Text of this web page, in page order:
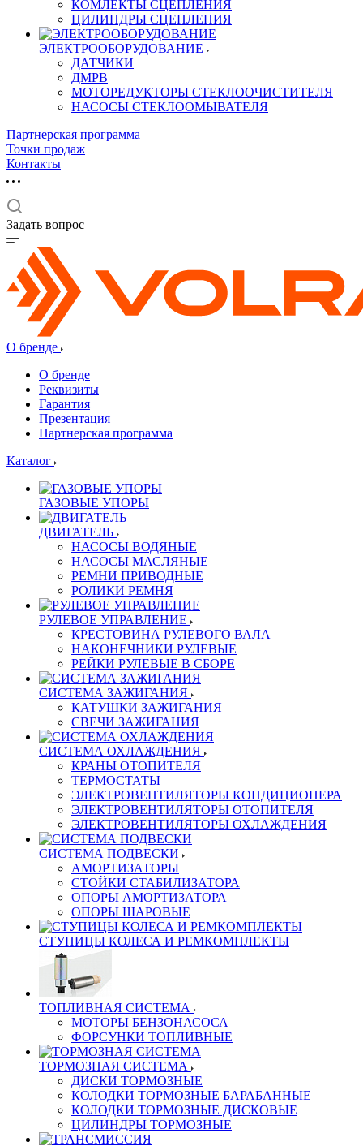
КОМЛЕКТЫ СЦЕПЛЕНИЯ
ЦИЛИНДРЫ СЦЕПЛЕНИЯ
ЭЛЕКТРООБОРУДОВАНИЕ
ДАТЧИКИ
ДМРВ
МОТОРЕДУКТОРЫ СТЕКЛООЧИСТИТЕЛЯ
НАСОСЫ СТЕКЛООМЫВАТЕЛЯ
Партнерская программа
Точки продаж
Контакты
Задать вопрос
О бренде
О бренде
Реквизиты
Гарантия
Презентация
Партнерская программа
Каталог
ГАЗОВЫЕ УПОРЫ
ДВИГАТЕЛЬ
НАСОСЫ ВОДЯНЫЕ
НАСОСЫ МАСЛЯНЫЕ
РЕМНИ ПРИВОДНЫЕ
РОЛИКИ РЕМНЯ
РУЛЕВОЕ УПРАВЛЕНИЕ
КРЕСТОВИНА РУЛЕВОГО ВАЛА
НАКОНЕЧНИКИ РУЛЕВЫЕ
РЕЙКИ РУЛЕВЫЕ В СБОРЕ
СИСТЕМА ЗАЖИГАНИЯ
КАТУШКИ ЗАЖИГАНИЯ
СВЕЧИ ЗАЖИГАНИЯ
СИСТЕМА ОХЛАЖДЕНИЯ
КРАНЫ ОТОПИТЕЛЯ
ТЕРМОСТАТЫ
ЭЛЕКТРОВЕНТИЛЯТОРЫ КОНДИЦИОНЕРА
ЭЛЕКТРОВЕНТИЛЯТОРЫ ОТОПИТЕЛЯ
ЭЛЕКТРОВЕНТИЛЯТОРЫ ОХЛАЖДЕНИЯ
СИСТЕМА ПОДВЕСКИ
АМОРТИЗАТОРЫ
СТОЙКИ СТАБИЛИЗАТОРА
ОПОРЫ АМОРТИЗАТОРА
ОПОРЫ ШАРОВЫЕ
СТУПИЦЫ КОЛЕСА И РЕМКОМПЛЕКТЫ
ТОПЛИВНАЯ СИСТЕМА
МОТОРЫ БЕНЗОНАСОСА
ФОРСУНКИ ТОПЛИВНЫЕ
ТОРМОЗНАЯ СИСТЕМА
ДИСКИ ТОРМОЗНЫЕ
КОЛОДКИ ТОРМОЗНЫЕ БАРАБАННЫЕ
КОЛОДКИ ТОРМОЗНЫЕ ДИСКОВЫЕ
ЦИЛИНДРЫ ТОРМОЗНЫЕ